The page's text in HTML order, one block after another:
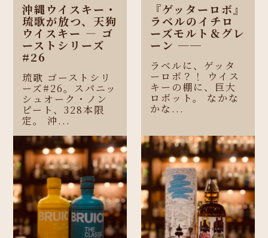
沖縄ウイスキー・
琉歌が放つ、天狗
ウイスキー ― ゴ
ーストシリーズ
#26
琉歌 ゴーストシリ
ーズ#26。スパニッ
シュオーク・ノン
ピート、328本限
定。 沖...
『ゲッターロボ』
ラベルのイチロ
ーズモルト＆グレ
ーン ──
ラベルに、ゲッタ
ーロボ？！ ウイス
キーの棚に、巨大
ロボット。 なかな
かな...